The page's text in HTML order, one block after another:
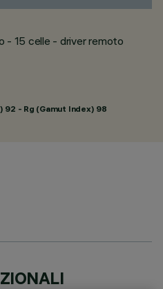
- 15 celle - driver remoto
- Rg (Gamut Index) 98